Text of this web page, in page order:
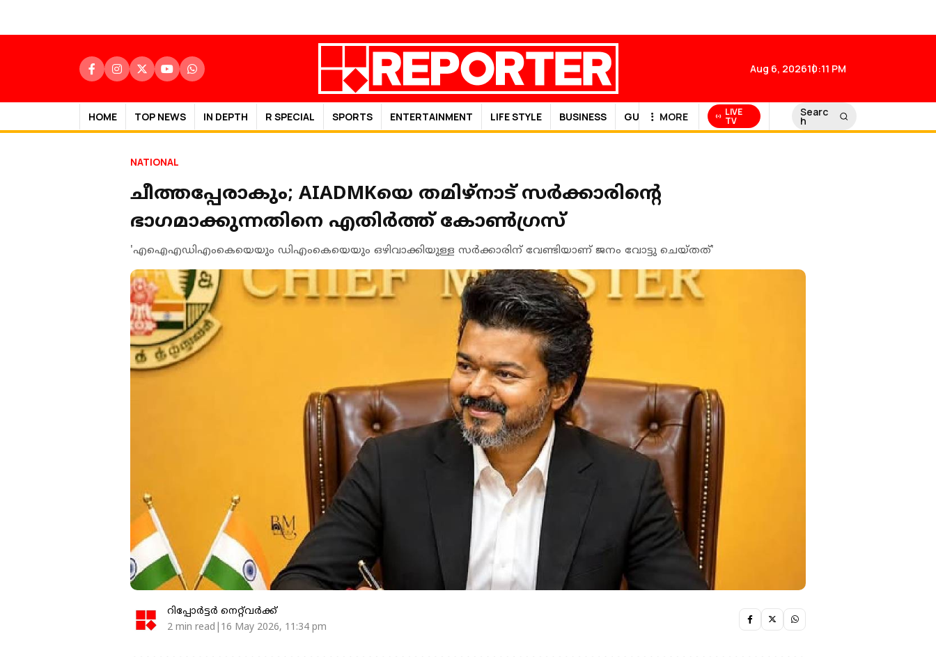
Aug 6, 202610:11 PM
HOME TOP NEWS IN DEPTH R SPECIAL SPORTS ENTERTAINMENT LIFE STYLE BUSINESS GULF NEWS
MORE LIVE
TV
Searc
h
NATIONAL
ചീത്തപ്പേരാകും; AIADMKയെ തമിഴ്‌നാട് സര്‍ക്കാരിന്റെ
ഭാഗമാക്കുന്നതിനെ എതിര്‍ത്ത് കോണ്‍ഗ്രസ്
'എഐഎഡിഎംകെയെയും ഡിഎംകെയെയും ഒഴിവാക്കിയുള്ള സര്‍ക്കാരിന് വേണ്ടിയാണ് ജനം വോട്ടു ചെയ്തത്'
റിപ്പോർട്ടർ നെറ്റ്‌വര്‍ക്ക്‌
2 min read|16 May 2026, 11:34 pm